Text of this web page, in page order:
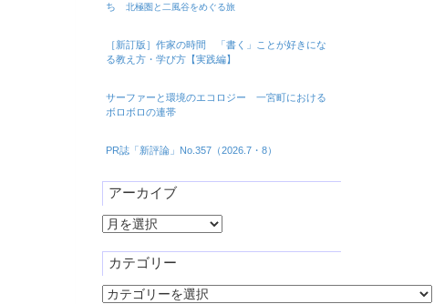
ち 北極圏と二風谷をめぐる旅
［新訂版］作家の時間 「書く」ことが好きにな
る教え方・学び方【実践編】
サーファーと環境のエコロジー 一宮町における
ボロボロの連帯
PR誌「新評論」No.357（2026.7・8）
アーカイブ
ア
カ
イ
ブ
カテゴリー
カ